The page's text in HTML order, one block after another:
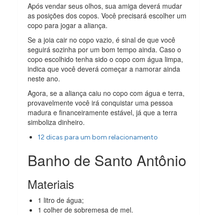
Após vendar seus olhos, sua amiga deverá mudar
as posições dos copos. Você precisará escolher um
copo para jogar a aliança.
Se a joia cair no copo vazio, é sinal de que você
seguirá sozinha por um bom tempo ainda. Caso o
copo escolhido tenha sido o copo com água limpa,
indica que você deverá começar a namorar ainda
neste ano.
Agora, se a aliança caiu no copo com água e terra,
provavelmente você irá conquistar uma pessoa
madura e financeiramente estável, já que a terra
simboliza dinheiro.
12 dicas para um bom relacionamento
Banho de Santo Antônio
Materiais
1 litro de água;
1 colher de sobremesa de mel.